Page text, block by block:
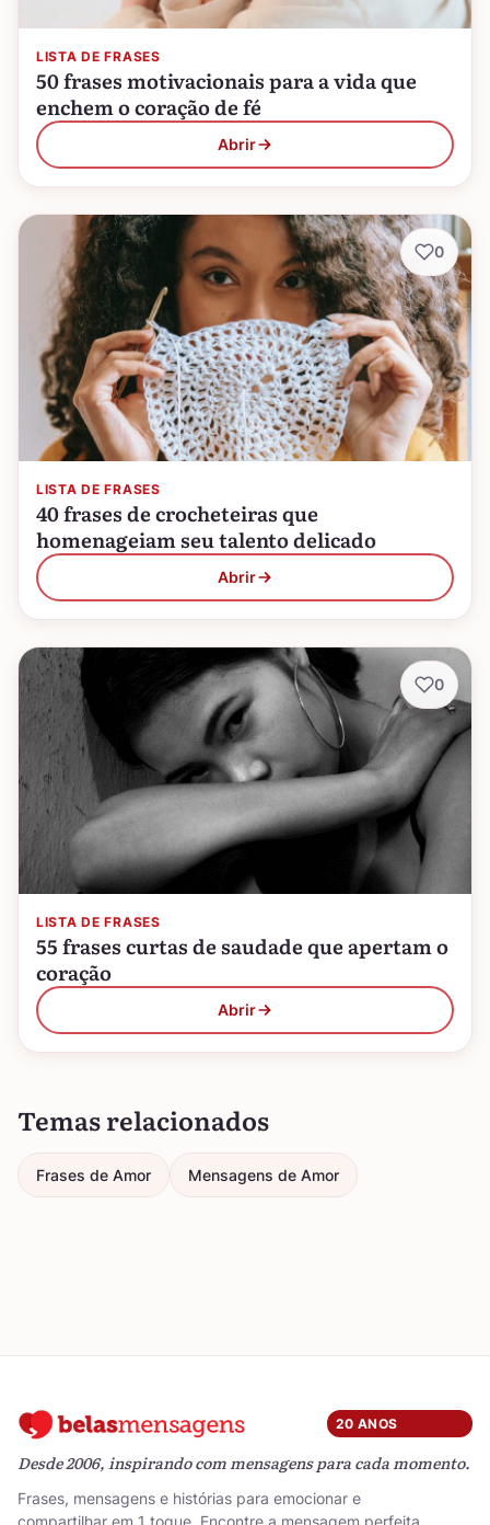
LISTA DE FRASES
50 frases motivacionais para a vida que
enchem o coração de fé
Abrir
LISTA DE FRASES
40 frases de crocheteiras que
homenageiam seu talento delicado
Abrir
0
LISTA DE FRASES
55 frases curtas de saudade que apertam o
coração
Abrir
0
Temas relacionados
Frases de Amor Mensagens de Amor
20 ANOS
Desde 2006, inspirando com mensagens para cada momento.
Frases, mensagens e histórias para emocionar e
compartilhar em 1 toque. Encontre a mensagem perfeita